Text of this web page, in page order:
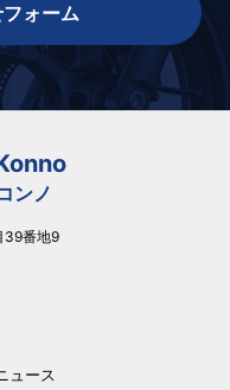
ォーム
ンノ
39番地9
ュース